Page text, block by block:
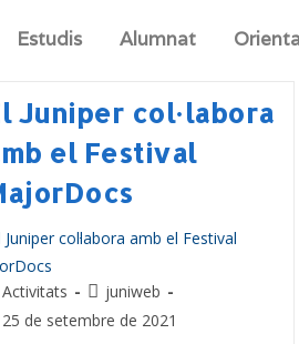
Estudis Alumnat
Juniper col·labora
el Festival
Activitats
juniweb
25 de setembre de 2021